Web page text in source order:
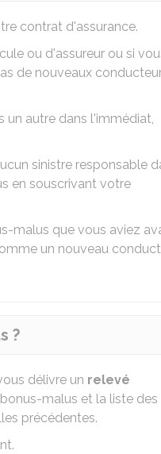
contrat d'assurance.
ou d'assureur ou si
de nouveaux
un autre dans l'immédiat,
sinistre responsable
en souscrivant votre
malus que vous aviez
un nouveau
?
délivre un relevé
malus et la liste des
précédentes.